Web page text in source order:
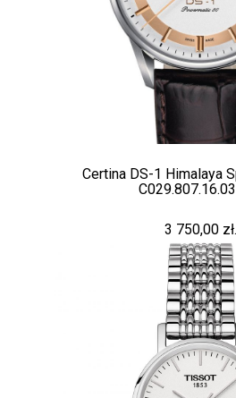
Certina DS-1 Himalaya
3 750,00 zł.